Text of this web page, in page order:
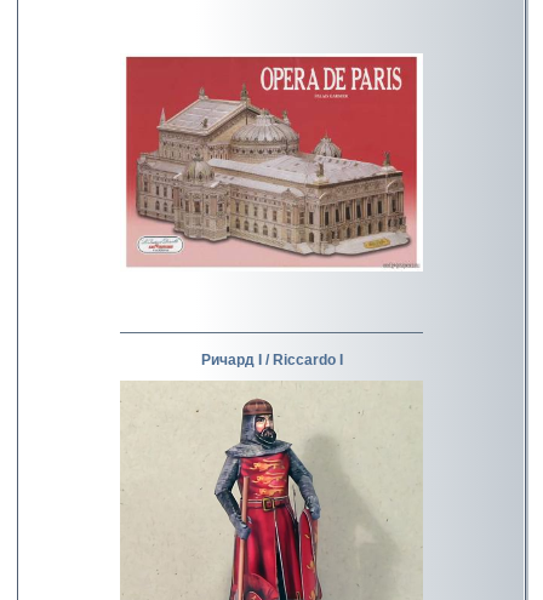
Ричард I / Riccardo I